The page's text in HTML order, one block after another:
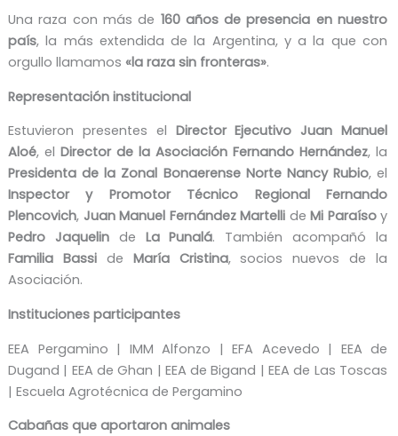
Una raza con más de 160 años de presencia en nuestro
país, la más extendida de la Argentina, y a la que con
orgullo llamamos «la raza sin fronteras».
Representación institucional
Estuvieron presentes el Director Ejecutivo Juan Manuel
Aloé, el Director de la Asociación Fernando Hernández, la
Presidenta de la Zonal Bonaerense Norte Nancy Rubio, el
Inspector y Promotor Técnico Regional Fernando
Plencovich, Juan Manuel Fernández Martelli de Mi Paraísoy
Pedro Jaquelinde La Punalá. También acompañó la
Familia Basside María Cristina, socios nuevos de la
Asociación.
Instituciones participantes
EEA Pergamino | IMM Alfonzo | EFA Acevedo | EEA de
Dugand | EEA de Ghan | EEA de Bigand | EEA de Las Toscas
| Escuela Agrotécnica de Pergamino
Cabañas que aportaron animales